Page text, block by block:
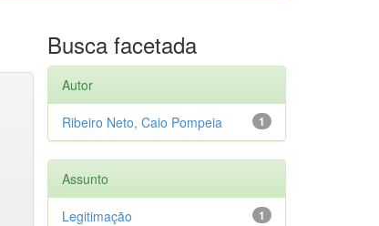
Busca facetada
Autor
1
Ribeiro Neto, Caio Pompeia
Assunto
1
Legitimação